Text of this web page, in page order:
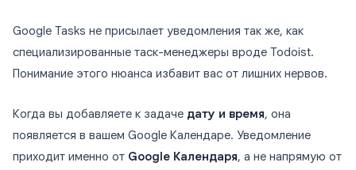
Google Tasks не присылает уведомления так же, как
специализированные таск-менеджеры вроде Todoist.
Понимание этого нюанса избавит вас от лишних нервов.
Когда вы добавляете к задаче дату и время, она
появляется в вашем Google Календаре. Уведомление
приходит именно от Google Календаря, а не напрямую от